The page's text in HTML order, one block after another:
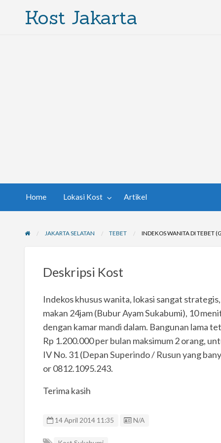
Kost Jakarta
Home Lokasi Kost Artikel
JAKARTA SELATAN TEBET INDEKOS WANITA DI TEBET
Deskripsi Kost
Indekos khusus wanita, lokasi sangat
makan 24jam (Bubur Ayam Sukabumi), 10
dengan kamar mandi dalam. Bangunan lama
Rp 1.200.000 per bulan maksimum 2 orang,
IV No. 31 (Depan Superindo / Rusun yang
or 0812.1095.243.
Terima kasih
14 April 2014 11:35 Listing ID
N/A